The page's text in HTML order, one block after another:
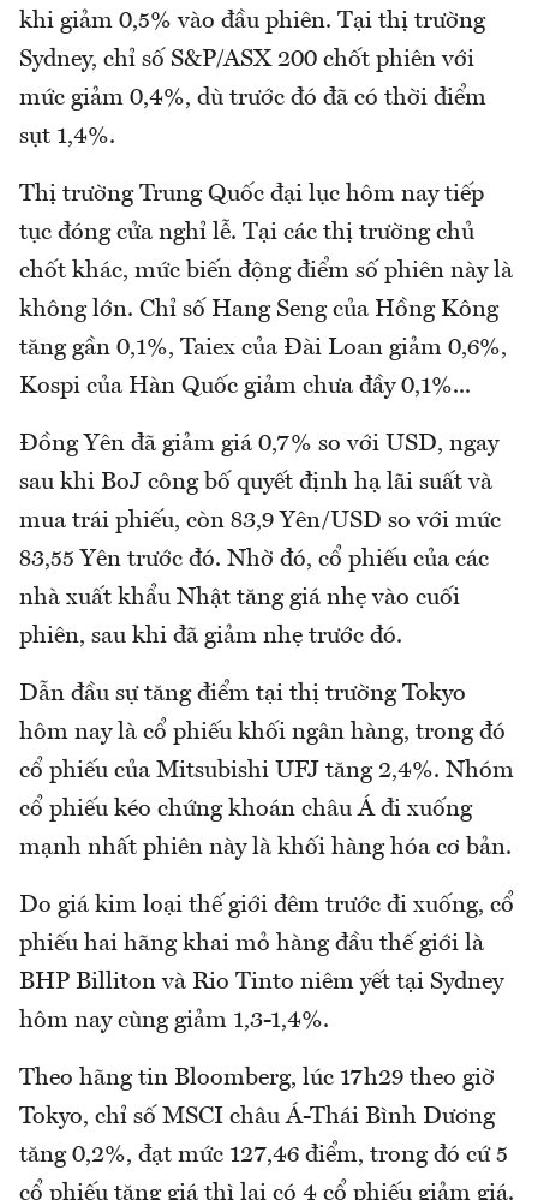
khi giảm 0,5% vào đầu phiên. Tại thị trường
Sydney, chỉ số S&P/ASX 200 chốt phiên với
mức giảm 0,4%, dù trước đó đã có thời điểm
sụt 1,4%.
Thị trường Trung Quốc đại lục hôm nay tiếp
tục đóng cửa nghỉ lễ. Tại các thị trường chủ
chốt khác, mức biến động điểm số phiên này là
không lớn. Chỉ số Hang Seng của Hồng Kông
tăng gần 0,1%, Taiex của Đài Loan giảm 0,6%,
Kospi của Hàn Quốc giảm chưa đầy 0,1%...
Đồng Yên đã giảm giá 0,7% so với USD, ngay
sau khi BoJ công bố quyết định hạ lãi suất và
mua trái phiếu, còn 83,9 Yên/USD so với mức
83,55 Yên trước đó. Nhờ đó, cổ phiếu của các
nhà xuất khẩu Nhật tăng giá nhẹ vào cuối
phiên, sau khi đã giảm nhẹ trước đó.
Dẫn đầu sự tăng điểm tại thị trường Tokyo
hôm nay là cổ phiếu khối ngân hàng, trong đó
cổ phiếu của Mitsubishi UFJ tăng 2,4%. Nhóm
cổ phiếu kéo chứng khoán châu Á đi xuống
mạnh nhất phiên này là khối hàng hóa cơ bản.
Do giá kim loại thế giới đêm trước đi xuống, cổ
phiếu hai hãng khai mỏ hàng đầu thế giới là
BHP Billiton và Rio Tinto niêm yết tại Sydney
hôm nay cùng giảm 1,3-1,4%.
Theo hãng tin Bloomberg, lúc 17h29 theo giờ
Tokyo, chỉ số MSCI châu Á-Thái Bình Dương
tăng 0,2%, đạt mức 127,46 điểm, trong đó cứ 5
cổ phiếu tăng giá thì lại có 4 cổ phiếu giảm giá.